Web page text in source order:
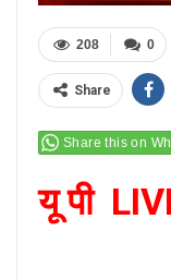
0
208
Share
Share this on
यू पी